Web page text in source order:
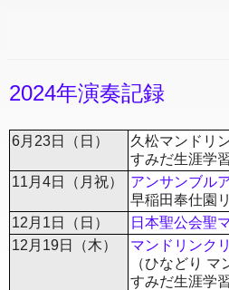
2024年演奏記録
6月23日（日）
久松マンドリ
すみだ生涯学
11月4日（月祝）
アンサンブル
早稲田奉仕園
12月1日（日）
日本聖公会聖
12月19日（木）
マンドリンク
（ひなどり
すみだ生涯学